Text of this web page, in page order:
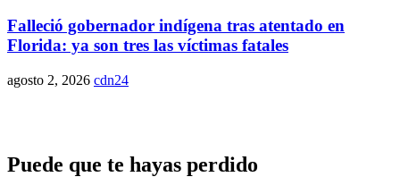
Falleció gobernador indígena tras atentado en
Florida: ya son tres las víctimas fatales
agosto 2, 2026 cdn24
Puede que te hayas perdido